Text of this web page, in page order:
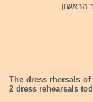
The dress rhersals
2 dress rehearsals